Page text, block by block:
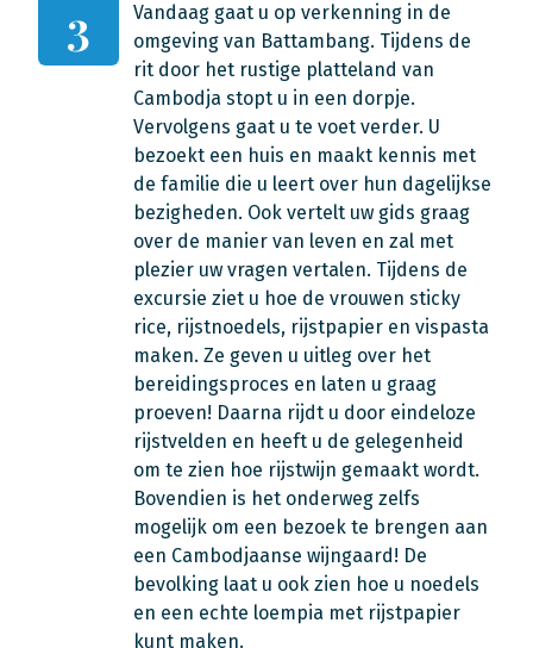
3
Vandaag gaat u op verkenning in de
omgeving van Battambang. Tijdens de
rit door het rustige platteland van
Cambodja stopt u in een dorpje.
Vervolgens gaat u te voet verder. U
bezoekt een huis en maakt kennis met
de familie die u leert over hun dagelijkse
bezigheden. Ook vertelt uw gids graag
over de manier van leven en zal met
plezier uw vragen vertalen. Tijdens de
excursie ziet u hoe de vrouwen sticky
rice, rijstnoedels, rijstpapier en vispasta
maken. Ze geven u uitleg over het
bereidingsproces en laten u graag
proeven! Daarna rijdt u door eindeloze
rijstvelden en heeft u de gelegenheid
om te zien hoe rijstwijn gemaakt wordt.
Bovendien is het onderweg zelfs
mogelijk om een bezoek te brengen aan
een Cambodjaanse wijngaard! De
bevolking laat u ook zien hoe u noedels
en een echte loempia met rijstpapier
kunt maken.